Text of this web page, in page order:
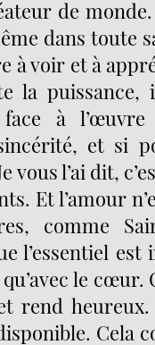
de
dans toute
à voir et à
la
à
et si
vous l’ai dit,
Et l’amour
comme
l’essentiel est
le cœur.
rend
Cela